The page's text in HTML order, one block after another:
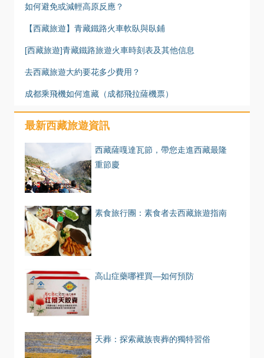
如何避免或減輕高原反應？
【西藏旅遊】青藏鐵路火車軟臥與臥鋪
[西藏旅遊]青藏鐵路旅遊火車時刻表及其他信息
去西藏旅遊大約要花多少費用？
成都乘飛機如何進藏（成都飛拉薩機票）
最新西藏旅遊資訊
西藏薩嘎達瓦節，帶您走進西藏最隆
重節慶
素食旅行團：素食者去西藏旅遊指南
高山症藥哪裡買—如何預防
天葬：探索藏族喪葬的獨特習俗